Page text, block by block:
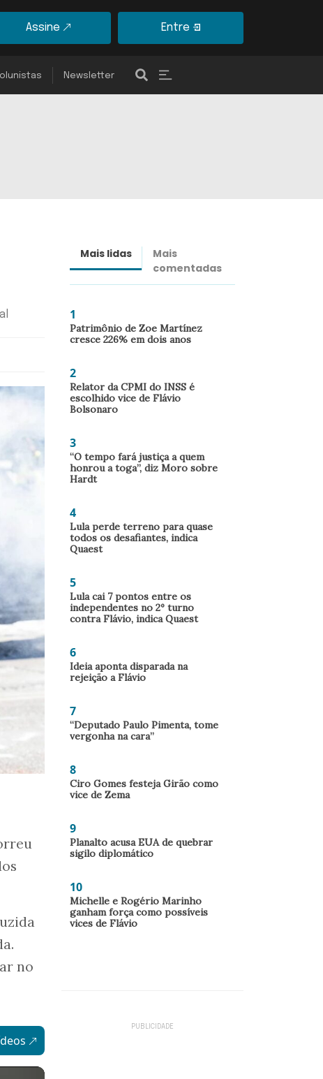
Assine Entre
Newsletter
no
Mais lidas
Mais
comentadas
1
Patrimônio de Zoe Martínez
cresce 226% em dois anos
2
Relator da CPMI do INSS é
escolhido vice de Flávio
Bolsonaro
3
“O tempo fará justiça a quem
honrou a toga”, diz Moro sobre
Hardt
4
Lula perde terreno para quase
todos os desafiantes, indica
Quaest
5
Lula cai 7 pontos entre os
independentes no 2º turno
contra Flávio, indica Quaest
6
Ideia aponta disparada na
rejeição a Flávio
7
“Deputado Paulo Pimenta, tome
vergonha na cara”
8
Ciro Gomes festeja Girão como
vice de Zema
9
Planalto acusa EUA de quebrar
sigilo diplomático
10
Michelle e Rogério Marinho
ganham força como possíveis
vices de Flávio